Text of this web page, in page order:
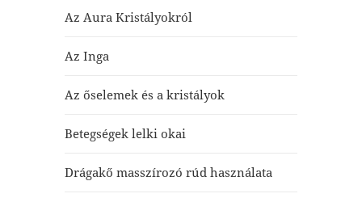
Az Aura Kristályokról
Az Inga
Az őselemek és a kristályok
Betegségek lelki okai
Drágakő masszírozó rúd használata